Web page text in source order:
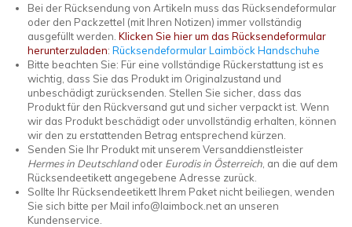
Bei der Rücksendung von Artikeln muss das Rücksendeformular
oder den Packzettel (mit Ihren Notizen) immer vollständig
ausgefüllt werden. Klicken Sie hier um das Rücksendeformular
herunterzuladen: Rücksendeformular Laimböck Handschuhe
Bitte beachten Sie: Für eine vollständige Rückerstattung ist es
wichtig, dass Sie das Produkt im Originalzustand und
unbeschädigt zurücksenden. Stellen Sie sicher, dass das
Produkt für den Rückversand gut und sicher verpackt ist. Wenn
wir das Produkt beschädigt oder unvollständig erhalten, können
wir den zu erstattenden Betrag entsprechend kürzen.
Senden Sie Ihr Produktmit unserem Versanddienstleister
Hermes in Deutschlandoder Eurodis in Österreich an die auf dem
Rücksendeetikett angegebene Adresse zurück
Sollte Ihr Rücksendeetikett Ihrem Paket nicht beiliegen, wenden
Sie sich bitte per Mail info@laimbock.net an unseren
Kundenservice.